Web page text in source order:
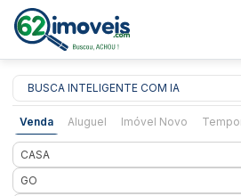
BUSCA INTELIGENTE COM IA
Venda Aluguel Imóvel Novo
CASA
GO